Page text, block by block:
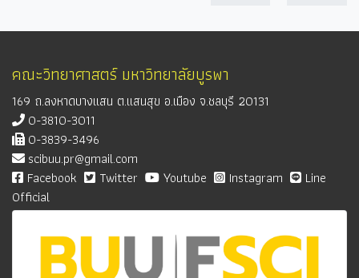
คณะวิทยาศาสตร์ มหาวิทยาลัยบูรพา
169 ถ.ลงหาดบางแสน ต.แสนสุข อ.เมือง จ.ชลบุรี 20131
0-3810-3011
0-3839-3496
scibuu.pr@gmail.com
Facebook
Twitter Youtube Instagram
Line
Official